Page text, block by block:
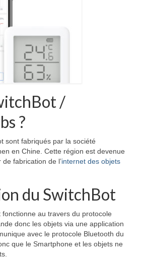
/
?
sont fabriqués par la société
en Chine. Cette région est devenue
fabrication de l’internet des objets
du SwitchBot
fonctionne au travers du protocole
donc les objets via une application
avec le protocole Bluetooth du
que le Smartphone et les objets ne